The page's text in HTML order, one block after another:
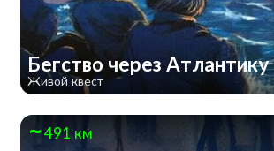
Бегство через Атлантику
Живой квест
491 км